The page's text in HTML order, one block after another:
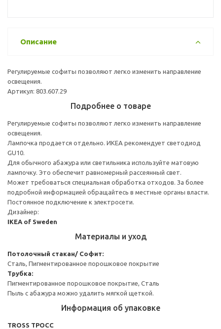
Описание
Регулируемые софиты позволяют легко изменить направление
освещения.
Артикул: 803.607.29
Подробнее о товаре
Регулируемые софиты позволяют легко изменить направление
освещения.
Лампочка продается отдельно. ИКЕА рекомендует светодиод
GU10.
Для обычного абажура или светильника используйте матовую
лампочку. Это обеспечит равномерный рассеянный свет.
Может требоваться специальная обработка отходов. За более
подробной информацией обращайтесь в местные органы власти.
Постоянное подключение к электросети.
Дизайнер:
IKEA of Sweden
Материалы и уход
Потолочный стакан/ Софит:
Сталь, Пигментированное порошковое покрытие
Трубка:
Пигментированное порошковое покрытие, Сталь
Пыль с абажура можно удалить мягкой щеткой.
Информация об упаковке
TROSS ТРОСС